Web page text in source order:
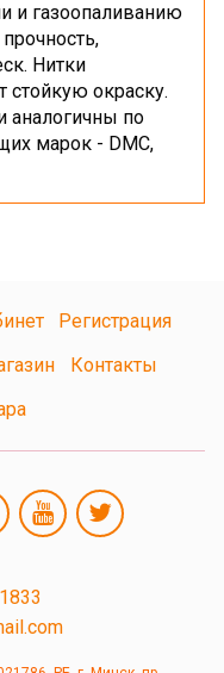
и газоопаливанию
Нитки
окраску.
аналогичны по
марок - DMC,
Регистрация
Контакты